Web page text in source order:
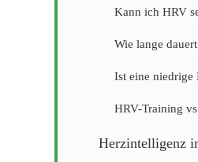
Kann ich HRV
Wie lange
Ist eine niedrige
HRV-Training
Herzintelligenz